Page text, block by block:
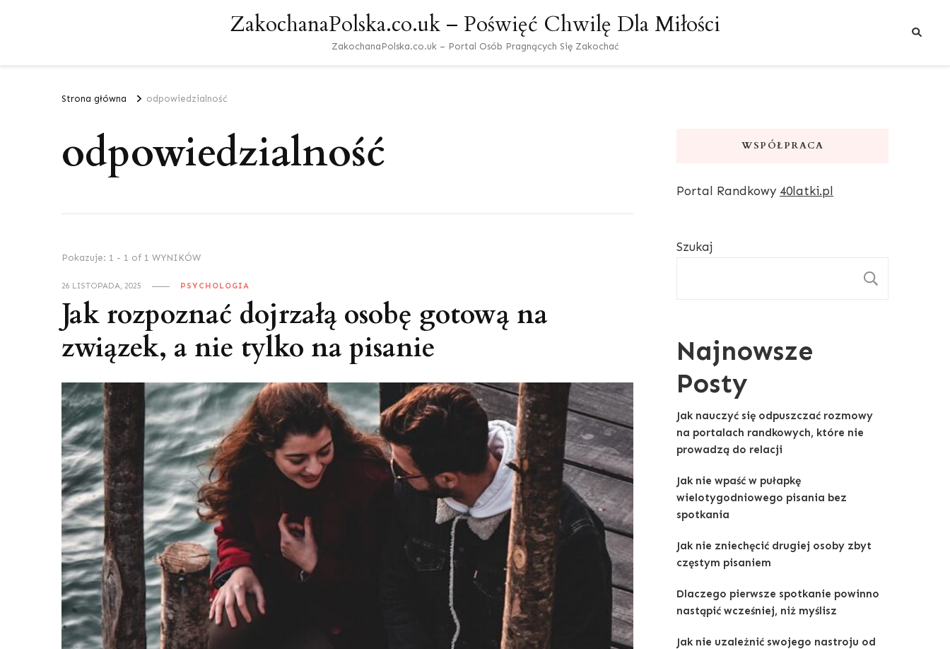
ZakochanaPolska.co.uk – Poświęć Chwilę Dla Miłości
ZakochanaPolska.co.uk – Portal Osób Pragnących Się Zakochać
Strona główna odpowiedzialność
odpowiedzialność
Pokazuje: 1 - 1 of 1 WYNIKÓW
26 LISTOPADA, 2025 PSYCHOLOGIA
Jak rozpoznać dojrzałą osobę gotową na
związek, a nie tylko na pisanie
WSPÓŁPRACA
Portal Randkowy 40latki.pl
Szukaj
Najnowsze
Posty
Jak nauczyć się odpuszczać rozmowy
na portalach randkowych, które nie
prowadzą do relacji
Jak nie wpaść w pułapkę
wielotygodniowego pisania bez
spotkania
Jak nie zniechęcić drugiej osoby zbyt
częstym pisaniem
Dlaczego pierwsze spotkanie powinno
nastąpić wcześniej, niż myślisz
Jak nie uzależnić swojego nastroju od